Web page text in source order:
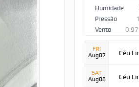
Humidade
Pressão
Vento
FRI
Aug07
Céu
SAT
Aug08
Céu